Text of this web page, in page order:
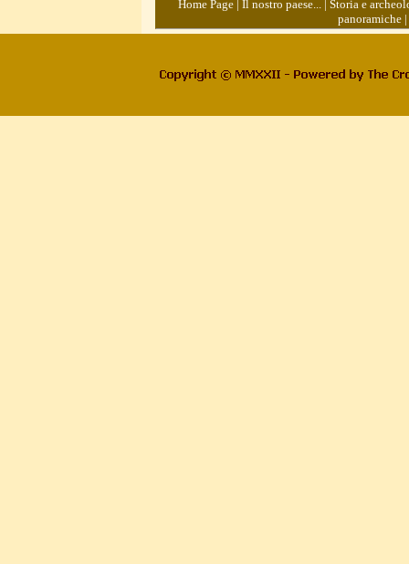
Home Page | Il nostro paese... | Storia e
panoramiche|